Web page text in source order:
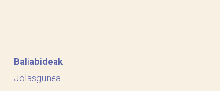
Baliabideak
Jolasgunea